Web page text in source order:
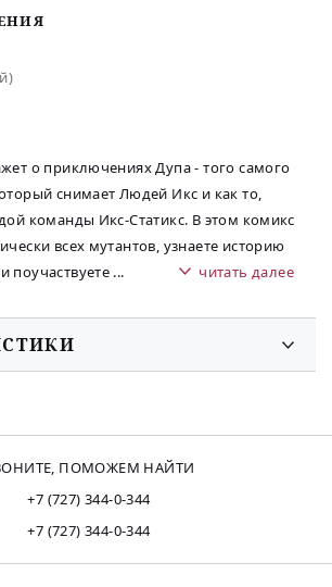
о приключениях Дупа - того самого
снимает Людей Икс и как то,
команды Икс-Статикс. В этом комикс
всех мутантов, узнаете историю
поучаствуете ... читать далее
ПОМОЖЕМ НАЙТИ
+7 (727) 344-0-344
+7 (727) 344-0-344